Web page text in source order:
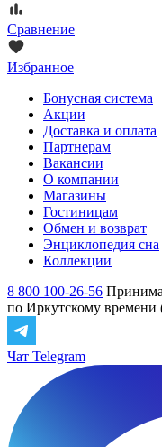
Сравнение
Избранное
Бонусная система
Акции
Доставка и оплата
Партнерам
Вакансии
О компании
Магазины
Гостиницам
Обмен и возврат
Энциклопедия сна
Коллекции
8 800 100-26-56
по Иркутскому времени
Чат Telegram